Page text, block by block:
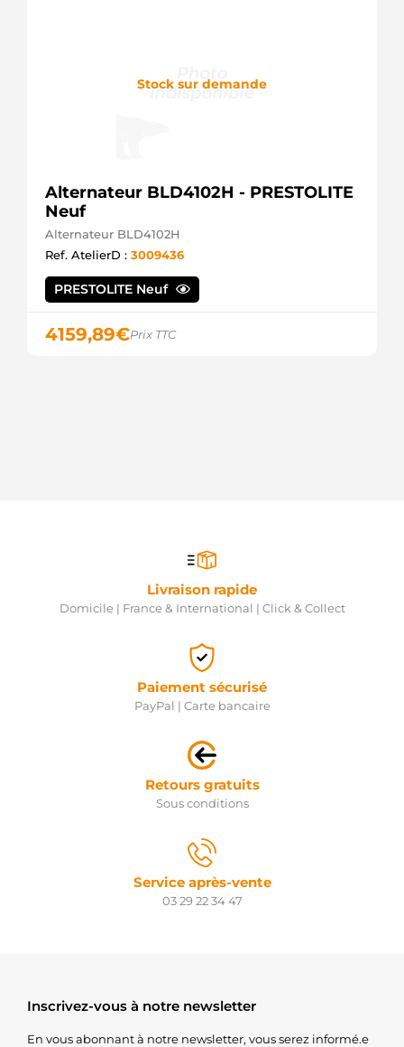
Stock sur demande
Alternateur BLD4102H - PRESTOLITE
Neuf
Alternateur BLD4102H
Ref. AtelierD : 3009436
PRESTOLITE Neuf
4159,89€Prix TTC
Livraison rapide
Domicile | France & International | Click & Collect
Paiement sécurisé
PayPal | Carte bancaire
Retours gratuits
Sous conditions
Service après-vente
03 29 22 34 47
Inscrivez-vous à notre newsletter
En vous abonnant à notre newsletter, vous serez informé.e